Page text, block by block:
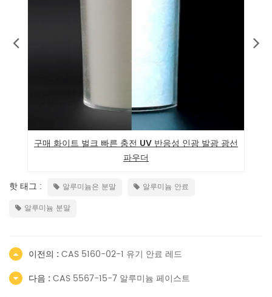
구매 화이트 벌크 빠른 충전 UV 반응성 인광 발광 광선
핫 태그 : 알루미늄은 분말
알루미늄 안료
알루미늄 분말
이전의 :CAS 5160-02-1 유기 안료 레드
다음 :CAS 5567-15-7 알루미늄 페이스트